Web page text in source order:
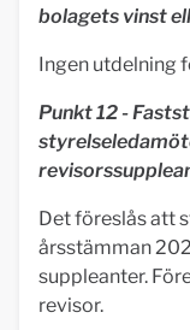
bolagets vinst
Ingen utdelning
Punkt 12 -
Det föreslås att
årsstämman
suppleanter.
revisor.